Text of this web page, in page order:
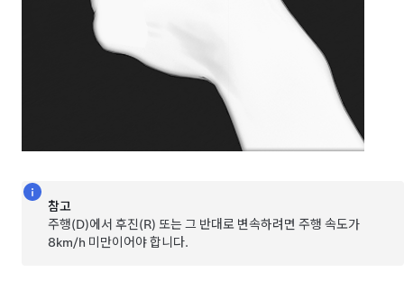
참고
주행(D)에서 후진(R) 또는 그 반대로 변속하려면 주행 속도가
8km/h 미만이어야 합니다.